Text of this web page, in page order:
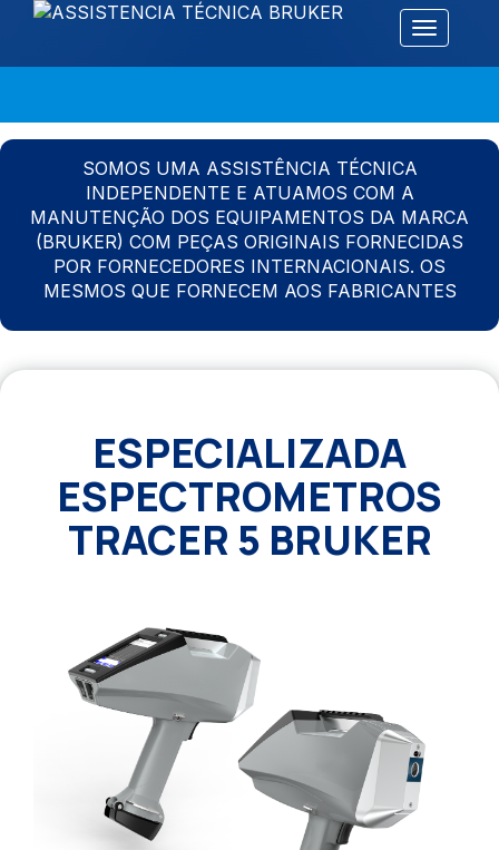
Alternar
SOMOS UMA ASSISTÊNCIA TÉCNICA
INDEPENDENTE E ATUAMOS COM A
MANUTENÇÃO DOS EQUIPAMENTOS DA MARCA
(BRUKER) COM PEÇAS ORIGINAIS FORNECIDAS
POR FORNECEDORES INTERNACIONAIS. OS
MESMOS QUE FORNECEM AOS FABRICANTES
ESPECIALIZADA
ESPECTROMETROS
TRACER 5 BRUKER